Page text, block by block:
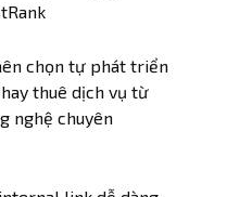
chọn tự phát triển
thuê dịch vụ từ
nghệ chuyên